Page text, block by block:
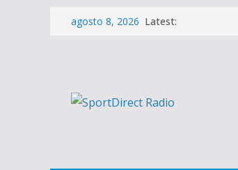
Saltaragosto 8, 2026 Latest: